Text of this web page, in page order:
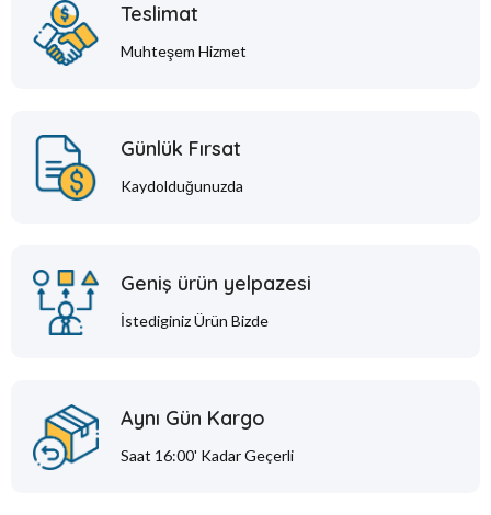
Teslimat
Muhteşem Hizmet
Günlük Fırsat
Kaydolduğunuzda
Geniş ürün yelpazesi
İstediginiz Ürün Bizde
Aynı Gün Kargo
Saat 16:00' Kadar Geçerli